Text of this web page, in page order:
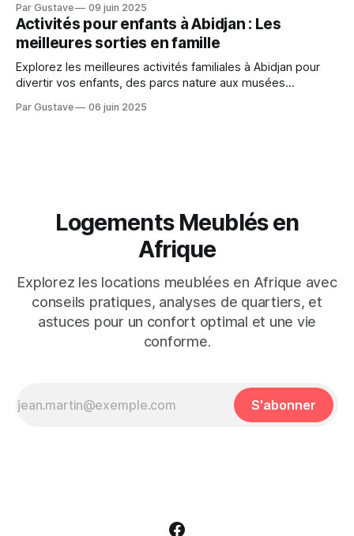
Par Gustave 09 juin 2025
Activités pour enfants à Abidjan : Les
meilleures sorties en famille
Explorez les meilleures activités familiales à Abidjan pour
divertir vos enfants, des parcs nature aux musées
Par Gustave 06 juin 2025
Logements Meublés en
Afrique
Explorez les locations meublées en Afrique avec
conseils pratiques, analyses de quartiers, et
astuces pour un confort optimal et une vie
conforme.
S'abonner